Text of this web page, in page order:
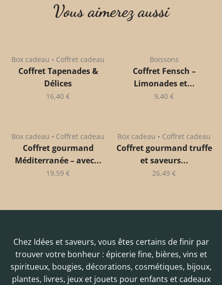
Vous aimerez aussi
Box cadeau • Coffret cadeau
Coffret Tapenades &
Délices
16,40 €
Boissons
Coffret Fensch –
Limonades et...
9,40 €
Box cadeau • Coffret cadeau
Coffret gourmand
Méditerranée – avec...
19,59 €
Box cadeau • Coffret cadeau
Coffret gourmand truffe
et saveurs...
26,49 €
Chez Idées et saveurs, vous êtes certains de finir par
trouver votre bonheur : épicerie fine, bières, vins et
spiritueux, bougies, décorations, cosmétiques, bijoux,
plantes, livres, jeux et jouets pour enfants et cadeaux